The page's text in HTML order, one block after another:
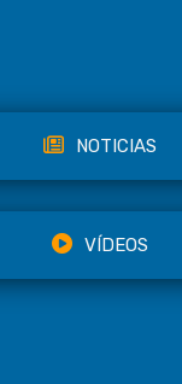
NOTICIAS
VÍDEOS